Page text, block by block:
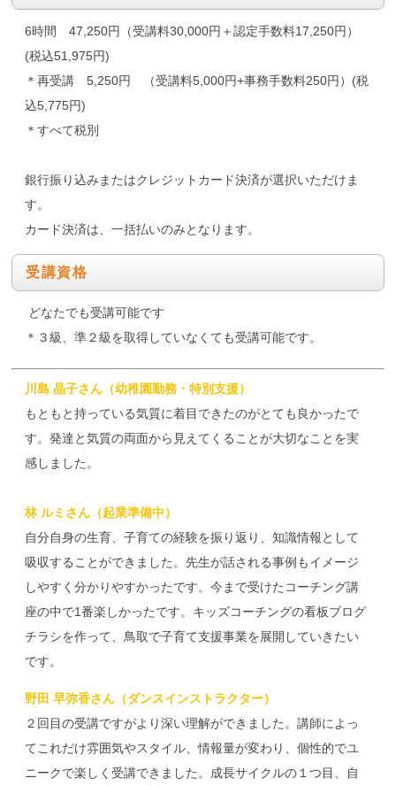
6時間 47,250円（受講料30,000円＋認定手数料17,250円）
(税込51,975円)
＊再受講 5,250円 （受講料5,000円+事務手数料250円）(税
込5,775円)
＊すべて税別
銀行振り込みまたはクレジットカード決済が選択いただけま
す。
カード決済は、一括払いのみとなります。
受講資格
どなたでも受講可能です
＊３級、準２級を取得していなくても受講可能です。
川島 晶子さん（幼稚園勤務・特別支援）
もともと持っている気質に着目できたのがとても良かったで
す。発達と気質の両面から見えてくることが大切なことを実
感しました。
林 ルミさん（起業準備中）
自分自身の生育、子育ての経験を振り返り、知識情報として
吸収することができました。先生が話される事例もイメージ
しやすく分かりやすかったです。今まで受けたコーチング講
座の中で1番楽しかったです。キッズコーチングの看板ブログ
チラシを作って、鳥取で子育て支援事業を展開していきたい
です。
野田 早弥香さん（ダンスインストラクター）
２回目の受講ですがより深い理解ができました。講師によっ
てこれだけ雰囲気やスタイル、情報量が変わり、個性的でユ
ニークで楽しく受講できました。成長サイクルの１つ目、自